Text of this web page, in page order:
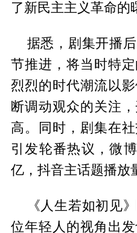
了新民主主义革命的
据悉，剧集开播
节推进，将当时特
烈烈的时代潮流以
断调动观众的关注
高。同时，剧集在
引发轮番热议，微
亿，抖音主话题播放
《人生若如初见
位年轻人的视角出